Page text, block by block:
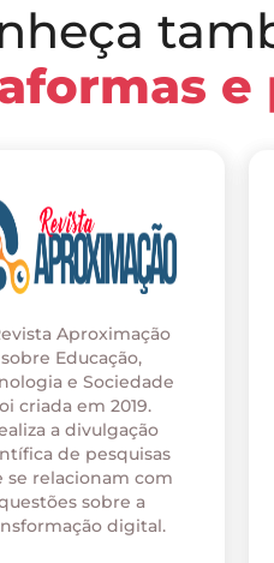
e
Aproximação
sobre Educação,
e Sociedade
criada em 2019.
a divulgação
de pesquisas
se relacionam com
sobre a
digital.